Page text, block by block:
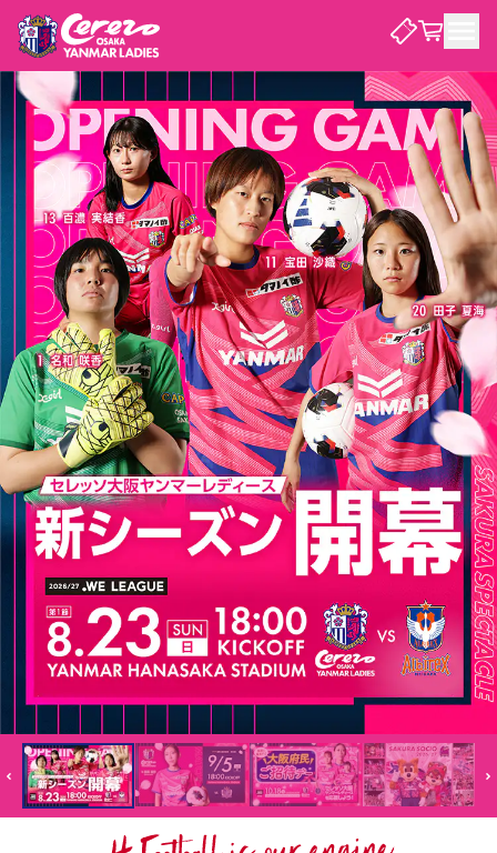
試合・チーム
試合について
試合日程 / 結果 順位表
チームについて
選手・スタッフ スケジュール アクセス セレッソ大阪 アカデミー
観戦する
チケット
チケット情報 価格・席種 シーズンシート
観戦ガイド
キッズ向けサービス 観戦マナー&ルール
スタジアム
YANMAR HANASAKA STADIUM
クラブを知る
セレッソ大阪ヤンマーレデ
ィースについて
クラブ紹介 沿革 シーズン記録
サポートする
パートナー・スポンサー一覧
スポーツクラブ
スポーツクラブ
ニュース
ニュース
すべて チーム グッズ チケット イベント パートナー
セレッソ大阪
アカデミー